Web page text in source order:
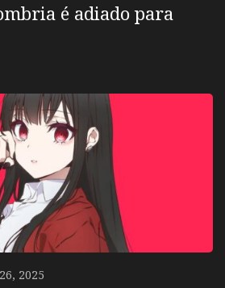
é adiado para
2025